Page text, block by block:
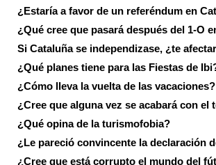
¿Estaría a favor de un referéndum en
¿Qué cree que pasará después del 1-O
Si Cataluña se independizase, ¿te
¿Qué planes tiene para las Fiestas de
¿Cómo lleva la vuelta de las vacaciones?
¿Cree que alguna vez se acabará con el
¿Qué opina de la turismofobia?
¿Le pareció convincente la declaración
¿Cree que está corrupto el mundo del